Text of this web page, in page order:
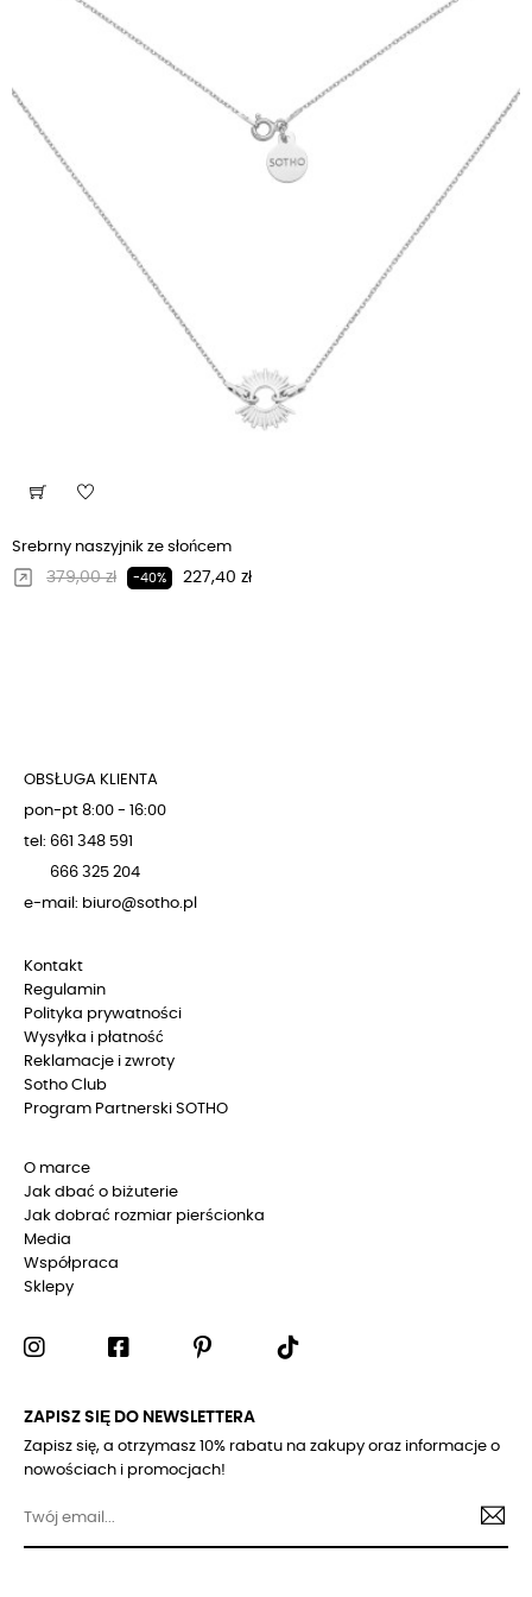
Srebrny naszyjnik ze słońcem
Regularna cena
379,00 zł -40% Cena
227,40 zł
OBSŁUGA KLIENTA
pon-pt 8:00 - 16:00
tel: 661 348 591
666 325 204
e-mail: biuro@sotho.pl
Kontakt
Regulamin
Polityka prywatności
Wysyłka i płatność
Reklamacje i zwroty
Sotho Club
Program Partnerski SOTHO
O marce
Jak dbać o biżuterie
Jak dobrać rozmiar pierścionka
Media
Współpraca
Sklepy
ZAPISZ SIĘ DO NEWSLETTERA
Zapisz się, a otrzymasz 10% rabatu na zakupy oraz informacje o
nowościach i promocjach!